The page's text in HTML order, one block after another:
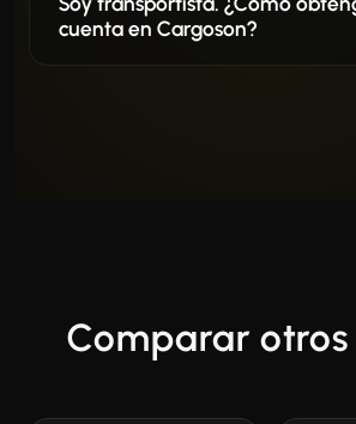
cuenta en Cargoson?
Comparar otros